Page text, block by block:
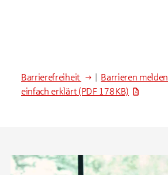
Barrierefreiheit Barrieren melden
einfach erklärt (PDF 178 KB)